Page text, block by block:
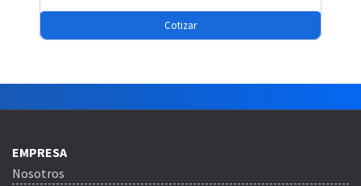
Cotizar
EMPRESA
Nosotros